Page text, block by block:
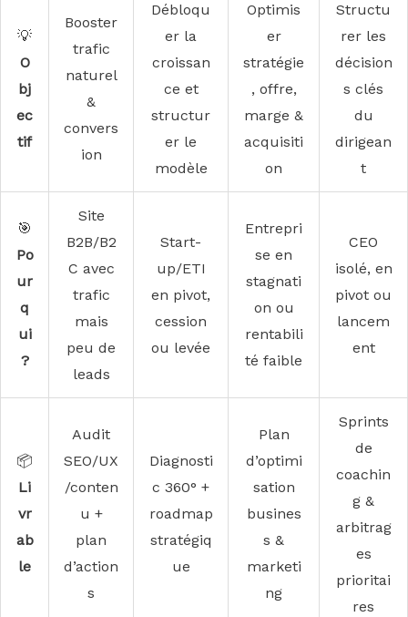
💡
O
bj
ec
tif
Booster
trafic
naturel
&
convers
ion
Débloqu
er la
croissan
ce et
structur
er le
modèle
Optimis
er
stratégie
, offre,
marge &
acquisiti
on
Structu
rer les
décision
s clés
du
dirigean
t
🎯
Po
ur
q
ui
?
Site
B2B/B2
C avec
trafic
mais
peu de
leads
Start-
up/ETI
en pivot,
cession
ou levée
Entrepri
se en
stagnati
on ou
rentabili
té faible
CEO
isolé, en
pivot ou
lancem
ent
📦
Li
vr
ab
le
Audit
SEO/UX
/conten
u +
plan
d’action
s
Diagnosti
c 360° +
roadmap
stratégiq
ue
Plan
d’optimi
sation
busines
s &
marketi
ng
Sprints
de
coachin
g &
arbitrag
es
prioritai
res